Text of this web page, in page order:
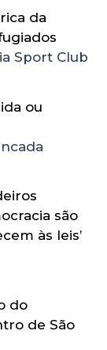
da
Sport Club
ou
são
às leis’
do
de São